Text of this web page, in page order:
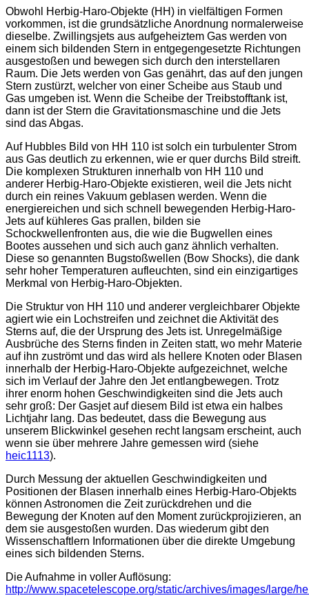
Obwohl Herbig-Haro-Objekte (HH) in vielfältigen Formen
vorkommen, ist die grundsätzliche Anordnung normalerweise
dieselbe. Zwillingsjets aus aufgeheiztem Gas werden von
einem sich bildenden Stern in entgegengesetzte Richtungen
ausgestoßen und bewegen sich durch den interstellaren
Raum. Die Jets werden von Gas genährt, das auf den jungen
Stern zustürzt, welcher von einer Scheibe aus Staub und
Gas umgeben ist. Wenn die Scheibe der Treibstofftank ist,
dann ist der Stern die Gravitationsmaschine und die Jets
sind das Abgas.
Auf Hubbles Bild von HH 110 ist solch ein turbulenter Strom
aus Gas deutlich zu erkennen, wie er quer durchs Bild streift.
Die komplexen Strukturen innerhalb von HH 110 und
anderer Herbig-Haro-Objekte existieren, weil die Jets nicht
durch ein reines Vakuum geblasen werden. Wenn die
energiereichen und sich schnell bewegenden Herbig-Haro-
Jets auf kühleres Gas prallen, bilden sie
Schockwellenfronten aus, die wie die Bugwellen eines
Bootes aussehen und sich auch ganz ähnlich verhalten.
Diese so genannten Bugstoßwellen (Bow Shocks), die dank
sehr hoher Temperaturen aufleuchten, sind ein einzigartiges
Merkmal von Herbig-Haro-Objekten.
Die Struktur von HH 110 und anderer vergleichbarer Objekte
agiert wie ein Lochstreifen und zeichnet die Aktivität des
Sterns auf, die der Ursprung des Jets ist. Unregelmäßige
Ausbrüche des Sterns finden in Zeiten statt, wo mehr Materie
auf ihn zuströmt und das wird als hellere Knoten oder Blasen
innerhalb der Herbig-Haro-Objekte aufgezeichnet, welche
sich im Verlauf der Jahre den Jet entlangbewegen. Trotz
ihrer enorm hohen Geschwindigkeiten sind die Jets auch
sehr groß: Der Gasjet auf diesem Bild ist etwa ein halbes
Lichtjahr lang. Das bedeutet, dass die Bewegung aus
unserem Blickwinkel gesehen recht langsam erscheint, auch
wenn sie über mehrere Jahre gemessen wird (siehe
heic1113).
Durch Messung der aktuellen Geschwindigkeiten und
Positionen der Blasen innerhalb eines Herbig-Haro-Objekts
können Astronomen die Zeit zurückdrehen und die
Bewegung der Knoten auf den Moment zurückprojizieren, an
dem sie ausgestoßen wurden. Das wiederum gibt den
Wissenschaftlern Informationen über die direkte Umgebung
eines sich bildenden Sterns.
Die Aufnahme in voller Auflösung:
http://www.spacetelescope.org/static/archives/images/large/